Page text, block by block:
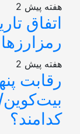
2 هفته پیش
اتفاق
2 هفته پیش
رقابت
کدامند؟